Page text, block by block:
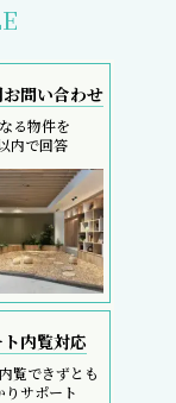
問い合わせ
る物件を
内で回答
ト内覧対応
覧できずとも
りサポート